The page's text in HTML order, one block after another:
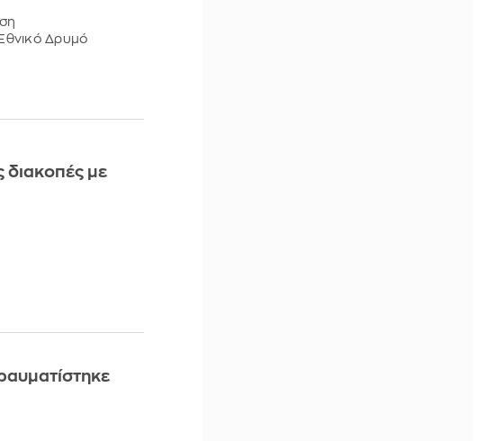
Δρυμό
διακοπές με